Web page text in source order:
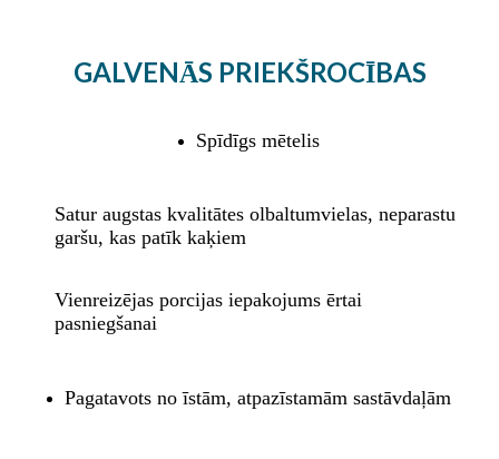
GALVENĀS PRIEKŠROCĪBAS
Spīdīgs mētelis
Satur augstas kvalitātes olbaltumvielas, neparastu
garšu, kas patīk kaķiem
Vienreizējas porcijas iepakojums ērtai
pasniegšanai
Pagatavots no īstām, atpazīstamām sastāvdaļām